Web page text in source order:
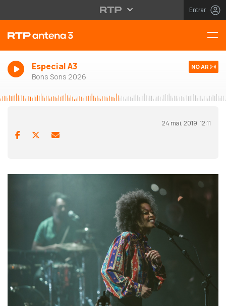
Entrar
Especial A3
Bons Sons 2026
NO AR
24 mai, 2019, 12:11